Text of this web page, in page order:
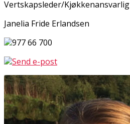
Vertskapsleder/Kjøkkenansvarlig
Janelia Fride Erlandsen
977 66 700
Send e-post